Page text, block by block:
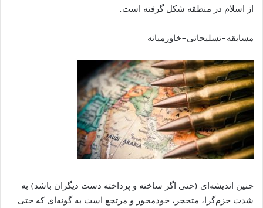
از اسلام در منطقه شکل گرفته است.
مسابقه-تسلیحاتی-خاورمیانه
چنین اندیشه‌ای (حتی اگر ساخته و پرداخته دست دیگران باشد) به
شدت جزم‌گرا، متحجر، خودمحور و مرتجع است به گونه‌ای که حتی